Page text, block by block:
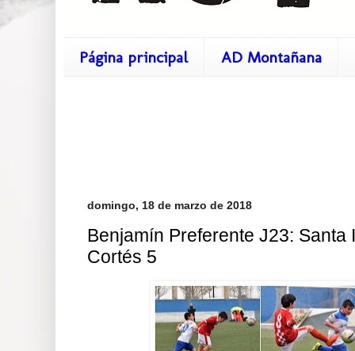
Página principal AD Montañana
domingo, 18 de marzo de 2018
Benjamín Preferente J23: Santa
Cortés 5